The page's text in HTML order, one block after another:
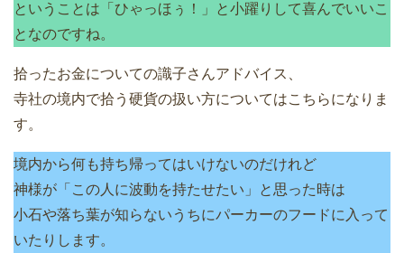
ということは「ひゃっほぅ！」と小躍りして喜んでいいこ
となのですね。
拾ったお金についての識子さんアドバイス、
寺社の境内で拾う硬貨の扱い方についてはこちらになりま
す。
境内から何も持ち帰ってはいけないのだけれど
神様が「この人に波動を持たせたい」と思った時は
小石や落ち葉が知らないうちにパーカーのフードに入って
いたりします。